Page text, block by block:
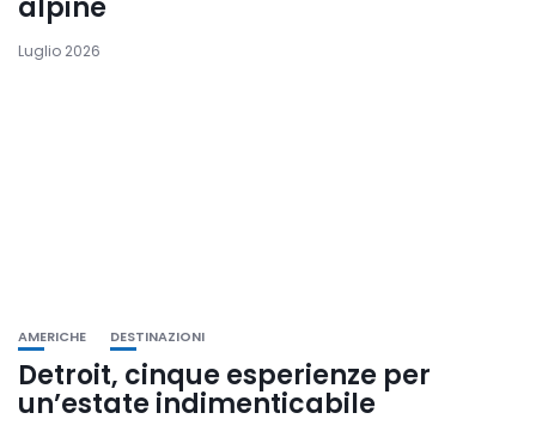
alpine
Luglio 2026
AMERICHE DESTINAZIONI
Detroit, cinque esperienze per
un’estate indimenticabile